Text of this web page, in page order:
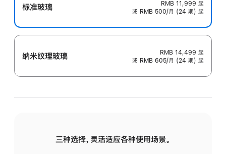
标准玻璃 RMB 11,999 起
或 RMB 500/月 (24 期) 起
纳米纹理玻璃 RMB 14,499 起
或 RMB 605/月 (24 期) 起
三种选择，灵活适应各种使用场景。